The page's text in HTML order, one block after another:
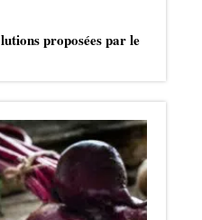
proposées par le